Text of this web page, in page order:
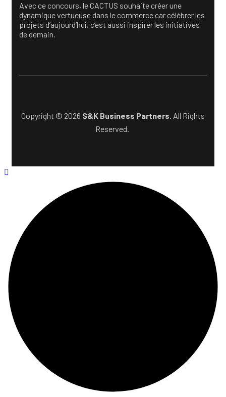
Avec ce concours, le CACTUS souhaite créer une
dynamique vertueuse dans le commerce car célébrer les
projets d’aujourd’hui, c’est aussi inspirer les initiatives
de demain.
Copyright © 2026 S&K Business Partners. All Rights
Reserved.